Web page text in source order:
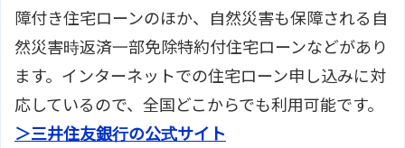
障付き住宅ローンのほか、自然災害も保障される自
然災害時返済一部免除特約付住宅ローンなどがあり
ます。インターネットでの住宅ローン申し込みに対
応しているので、全国どこからでも利用可能です。
＞三井住友銀行の公式サイト